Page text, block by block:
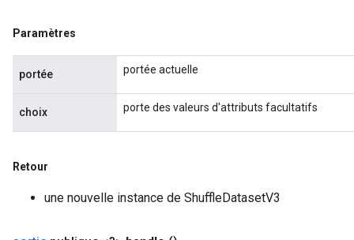
Paramètres
portée portée actuelle
choix porte des valeurs d'attributs facultatifs
Retour
une nouvelle instance de ShuffleDatasetV3